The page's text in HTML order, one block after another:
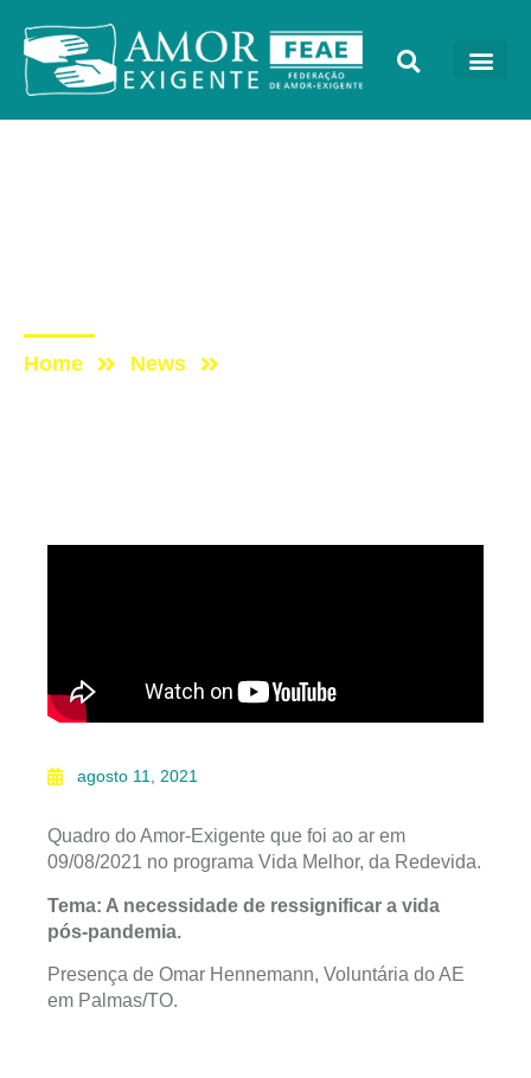
Home News
agosto 11, 2021
Quadro do Amor-Exigente que foi ao ar em
09/08/2021 no programa Vida Melhor, da Redevida.
Tema: A necessidade de ressignificar a vida
pós-pandemia.
Presença de Omar Hennemann, Voluntária do AE
em Palmas/TO.